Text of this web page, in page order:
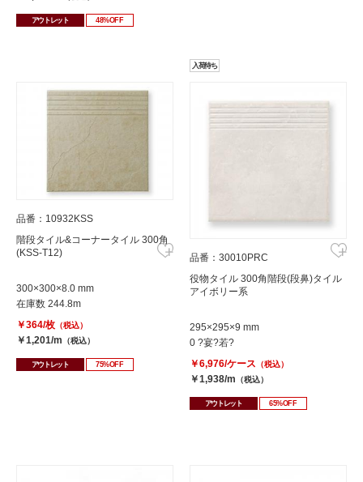
アウトレット 48%OFF
品番：10932KSS
階段タイル&コーナータイル 300角
(KSS-T12)
300×300×8.0 mm
在庫数 244.8m
￥364/枚 （税込）
￥1,201/m （税込）
アウトレット 75%OFF
入荷待ち
品番：30010PRC
役物タイル 300角階段(段鼻)タイル
アイボリー系
295×295×9 mm
0 ?宴?若?
￥6,976/ケース （税込）
￥1,938/m （税込）
アウトレット 65%OFF